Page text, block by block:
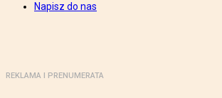
Napisz do nas
REKLAMA I PRENUMERATA